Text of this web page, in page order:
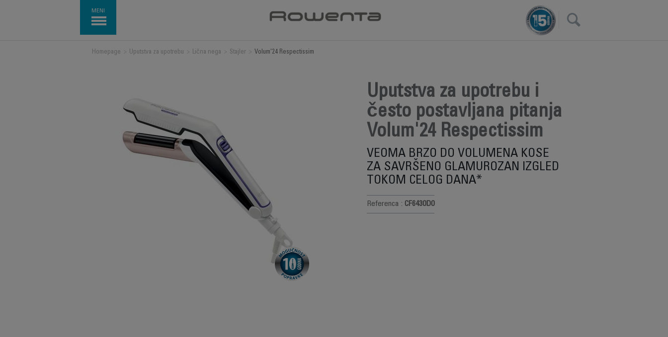
MENI
×
Homepage Uputstva za upotrebu Lična nega Stajler Volum'24 Respectissim
Uputstva za upotrebu i
često postavljana pitanja
Volum'24 Respectissim
VEOMA BRZO DO VOLUMENA KOSE
ZA SAVRŠENO GLAMUROZAN IZGLED
TOKOM CELOG DANA*
Referenca : CF6430D0